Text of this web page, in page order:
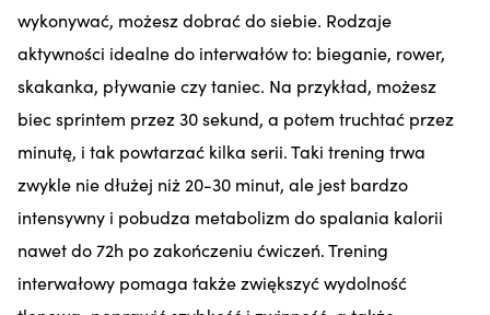
wykonywać, możesz dobrać do siebie. Rodzaje
aktywności idealne do interwałów to: bieganie, rower,
skakanka, pływanie czy taniec. Na przykład, możesz
biec sprintem przez 30 sekund, a potem truchtać przez
minutę, i tak powtarzać kilka serii. Taki trening trwa
zwykle nie dłużej niż 20-30 minut, ale jest bardzo
intensywny i pobudza metabolizm do spalania kalorii
nawet do 72h po zakończeniu ćwiczeń. Trening
interwałowy pomaga także zwiększyć wydolność